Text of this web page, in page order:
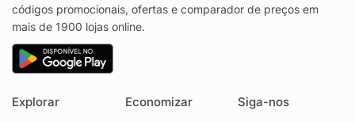
códigos promocionais, ofertas e comparador de preços em
mais de 1900 lojas online.
Explorar Economizar Siga-nos